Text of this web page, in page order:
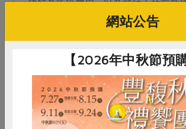
律師及訴訟費用，以及精神上的煎熬
緩一口氣，畢竟是農...網站公告
【2026年中秋節預購